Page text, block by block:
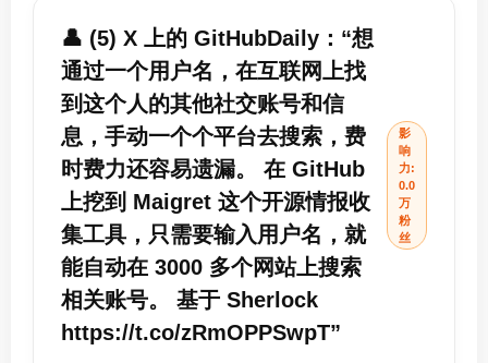
👤 (5) X 上的 GitHubDaily：“想
通过一个用户名，在互联网上找
到这个人的其他社交账号和信
息，手动一个个平台去搜索，费
时费力还容易遗漏。 在 GitHub
上挖到 Maigret 这个开源情报收
集工具，只需要输入用户名，就
能自动在 3000 多个网站上搜索
相关账号。 基于 Sherlock
https://t.co/zRmOPPSwpT”
影
响
力:
0.0
万
粉
丝